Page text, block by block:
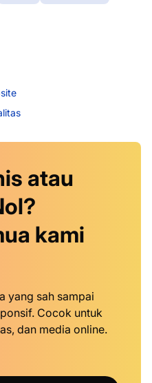
atau
kami
yang sah sampai
Cocok untuk
dan media online.